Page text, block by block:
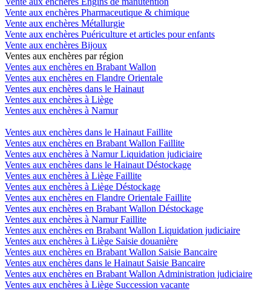
Vente aux enchères Pharmaceutique & chimique
Vente aux enchères Métallurgie
Vente aux enchères Puériculture et articles pour enfants
Vente aux enchères Bijoux
Ventes aux enchères par région
Ventes aux enchères en Brabant Wallon
Ventes aux enchères en Flandre Orientale
Ventes aux enchères dans le Hainaut
Ventes aux enchères à Liège
Ventes aux enchères à Namur
Ventes aux enchères dans le Hainaut Faillite
Ventes aux enchères en Brabant Wallon Faillite
Ventes aux enchères à Namur Liquidation judiciaire
Ventes aux enchères dans le Hainaut Déstockage
Ventes aux enchères à Liège Faillite
Ventes aux enchères à Liège Déstockage
Ventes aux enchères en Flandre Orientale Faillite
Ventes aux enchères en Brabant Wallon Déstockage
Ventes aux enchères à Namur Faillite
Ventes aux enchères en Brabant Wallon Liquidation judiciaire
Ventes aux enchères à Liège Saisie douanière
Ventes aux enchères en Brabant Wallon Saisie Bancaire
Ventes aux enchères dans le Hainaut Saisie Bancaire
Ventes aux enchères en Brabant Wallon Administration judiciaire
Ventes aux enchères à Liège Succession vacante